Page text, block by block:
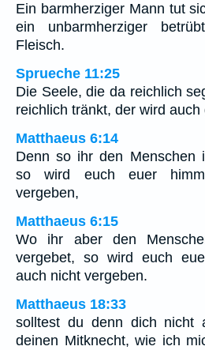
Ein barmherziger Mann tut
ein unbarmherziger
Fleisch.
Sprueche 11:25
Die Seele, die da reichlich
reichlich tränkt, der wird
Matthaeus 6:14
Denn so ihr den Menschen
so wird euch euer
vergeben,
Matthaeus 6:15
Wo ihr aber den
vergebet, so wird euch
auch nicht vergeben.
Matthaeus 18:33
solltest du denn dich nicht
deinen Mitknecht, wie ich